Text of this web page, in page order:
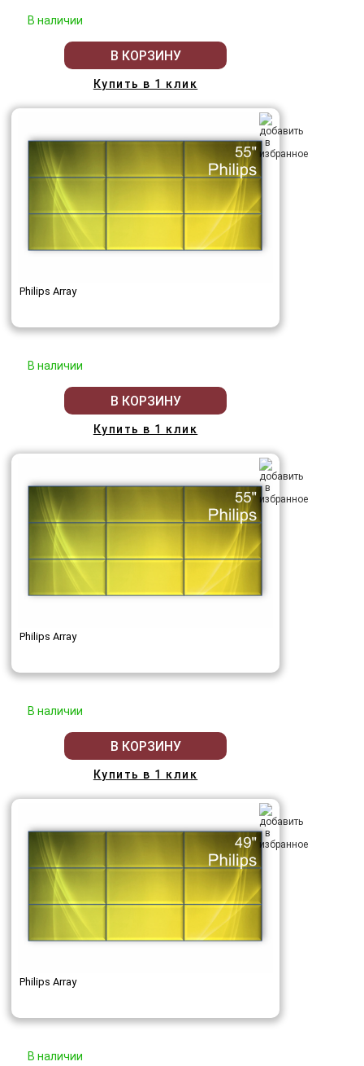
В наличии
В КОРЗИНУ
Купить в 1 клик
Philips Array
В наличии
В КОРЗИНУ
Купить в 1 клик
Philips Array
В наличии
В КОРЗИНУ
Купить в 1 клик
Philips Array
В наличии